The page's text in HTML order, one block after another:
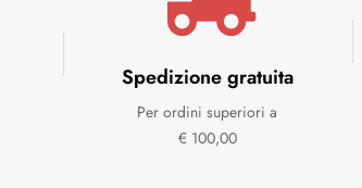
Spedizione gratuita
Per ordini superiori a
€ 100,00